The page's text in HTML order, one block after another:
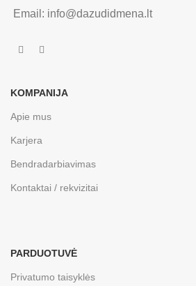
Email: info@dazudidmena.lt
KOMPANIJA
Apie mus
Karjera
Bendradarbiavimas
Kontaktai / rekvizitai
PARDUOTUVĖ
Privatumo taisyklės